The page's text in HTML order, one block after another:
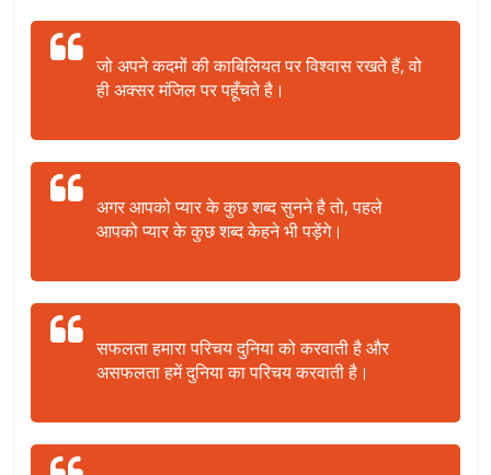
जो अपने कदमों की काबिलियत पर विश्वास रखते हैं, वो
ही अक्सर मंजिल पर पहूँचते है।
अगर आपको प्यार के कुछ शब्द सुनने है तो, पहले
आपको प्यार के कुछ शब्द केहने भी पड़ेंगे।
सफलता हमारा परिचय दुनिया को करवाती है और
असफलता हमें दुनिया का परिचय करवाती है।